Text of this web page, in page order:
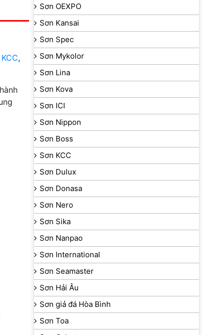
,
Sơn OEXPO
Sơn Kansai
Sơn Spec
Sơn Mykolor
Sơn Lina
Sơn Kova
Sơn ICI
Sơn Nippon
Sơn Boss
Sơn KCC
Sơn Dulux
Sơn Donasa
Sơn Nero
Sơn Sika
Sơn Nanpao
Sơn International
Sơn Seamaster
Sơn Hải Âu
Sơn giả đá Hòa Bình
Sơn Toa